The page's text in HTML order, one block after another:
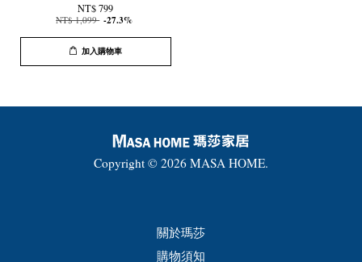
NT$ 799
NT$ 1,099 -27.3%
加入購物車
Copyright © 2026 MASA HOME.
關於瑪莎
購物須知